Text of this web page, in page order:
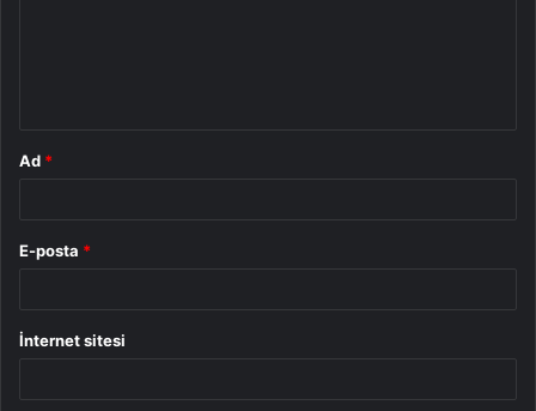
Ad *
E-posta *
İnternet sitesi